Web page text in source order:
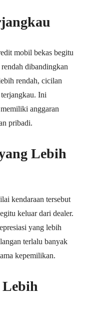
mobil bekas begitu
dibandingkan
rendah, cicilan
Ini
anggaran
pribadi.
Lebih
kendaraan tersebut
keluar dari dealer.
yang lebih
terlalu banyak
kepemilikan.